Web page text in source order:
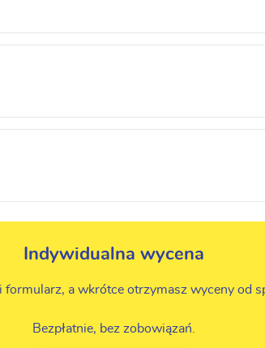
Indywidualna wycena
formularz, a wkrótce otrzymasz wyceny od
Bezpłatnie, bez zobowiązań.